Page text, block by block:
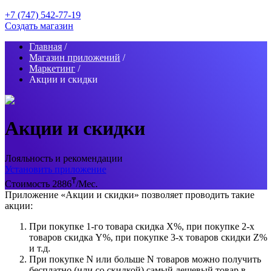
+7 (747) 542-77-19
Создать магазин
Главная /
Магазин приложений /
Маркетинг /
Акции и скидки
Акции и скидки
Лояльность и рекомендации
Установить приложение
Стоимость 2886₸/Мес.
Приложение «Акции и скидки» позволяет проводить такие
акции:
При покупке 1-го товара скидка X%, при покупке 2-х
товаров скидка Y%, при покупке 3-х товаров скидки Z%
и т.д.
При покупке N или больше N товаров можно получить